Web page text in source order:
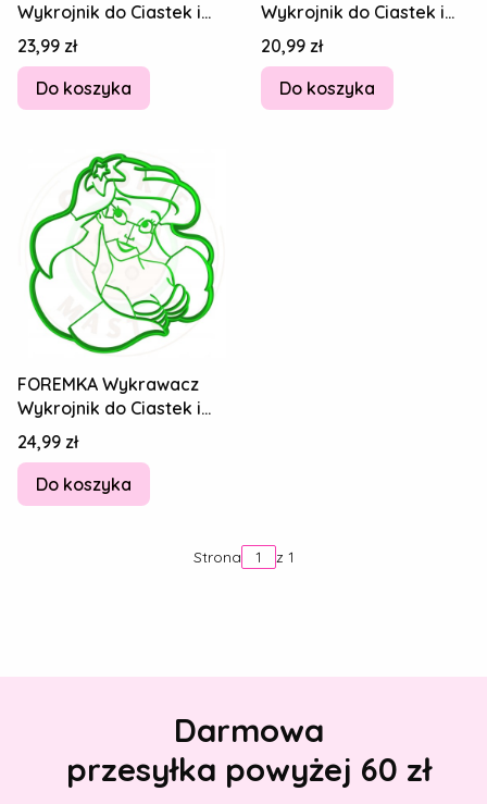
Wykrojnik do Ciastek i
Pierników ARIELKA -
Sebastian 12cm
Cena
23,99 zł
Do koszyka
Wykrojnik do Ciastek i
Pierników - Arielka
Florek 1 12cm
Cena
20,99 zł
Do koszyka
FOREMKA Wykrawacz
Wykrojnik do Ciastek i
Pierników - Arielka XXL
14cm
Cena
24,99 zł
Do koszyka
Strona z 1
Darmowa
przesyłka powyżej 60 zł